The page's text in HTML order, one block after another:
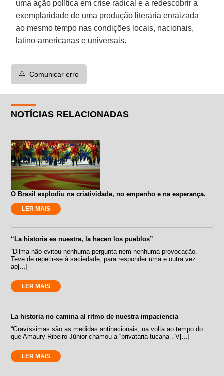
uma ação política em crise radical e a redescobrir a
exemplaridade de uma produção literária enraizada
ao mesmo tempo nas condições locais, nacionais,
latino-americanas e universais.
⚠️ Comunicar erro
NOTÍCIAS RELACIONADAS
O Brasil explodiu na criatividade, no empenho e na esperança.
LER MAIS
“La historia es nuestra, la hacen los pueblos”
“Dilma não evitou nenhuma pergunta nem nenhuma provocação.
Teve de repetir-se à saciedade, para responder uma e outra vez
ao[...]
LER MAIS
La historia no camina al ritmo de nuestra impaciencia
“Gravíssimas são as medidas antinacionais, na volta ao tempo do
que Amaury Ribeiro Júnior chamou a “privataria tucana”. V[...]
LER MAIS